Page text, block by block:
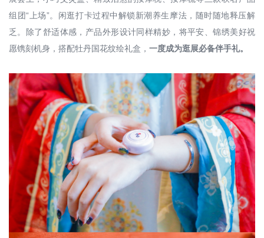
组团“上场”。闲逛打卡过程中解锁新潮养生摩法，随时随地释压解
乏。除了舒适体感，产品外形设计同样精妙，将平安、锦绣美好祝
愿镌刻机身，搭配牡丹国花纹绘礼盒， 一度成为逛展必备伴手礼。